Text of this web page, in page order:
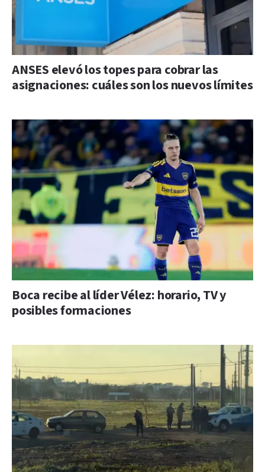
ANSES elevó los topes para cobrar las
asignaciones: cuáles son los nuevos límites
Boca recibe al líder Vélez: horario, TV y
posibles formaciones